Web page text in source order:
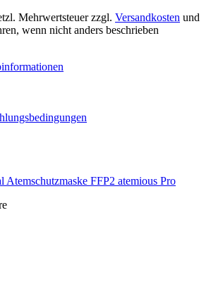
Mehrwertsteuer zzgl. Versandkosten und
wenn nicht anders beschrieben
Atemschutzmaske FFP2 atemious Pro